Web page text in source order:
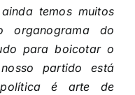
temos muitos
organograma do
para boicotar o
partido está
é arte de